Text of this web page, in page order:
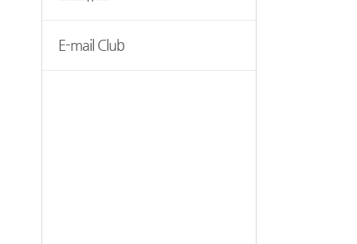
E-mail Club